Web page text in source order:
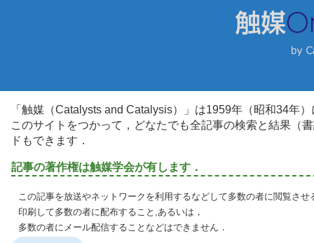
「触媒（Catalysts and Catalysis）」は1959年（昭和34年
このサイトをつかって，どなたでも全記事の検索と結果（
ドもできます．
記事の著作権は触媒学会が有します．
この記事を放送やネットワークを利用するなどして多数の者に閲覧させ
印刷して多数の者に配布すること,あるいは，
多数の者にメール配信することなどはできません．